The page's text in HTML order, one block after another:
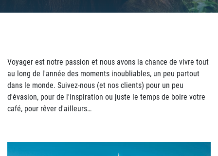
Voyager est notre passion et nous avons la chance de vivre tout
au long de l'année des moments inoubliables, un peu partout
dans le monde. Suivez-nous (et nos clients) pour un peu
d'évasion, pour de l'inspiration ou juste le temps de boire votre
café, pour rêver d'ailleurs…